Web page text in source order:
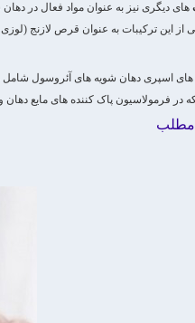
های دیگری نیز به عنوان مواد فعال در دهان
از این ترکیبات به عنوان قرص لازنج
اسپری دهان شویه های آئروسول شامل
در فرمولاسیون پاک کننده های مایع دهان
مطلب